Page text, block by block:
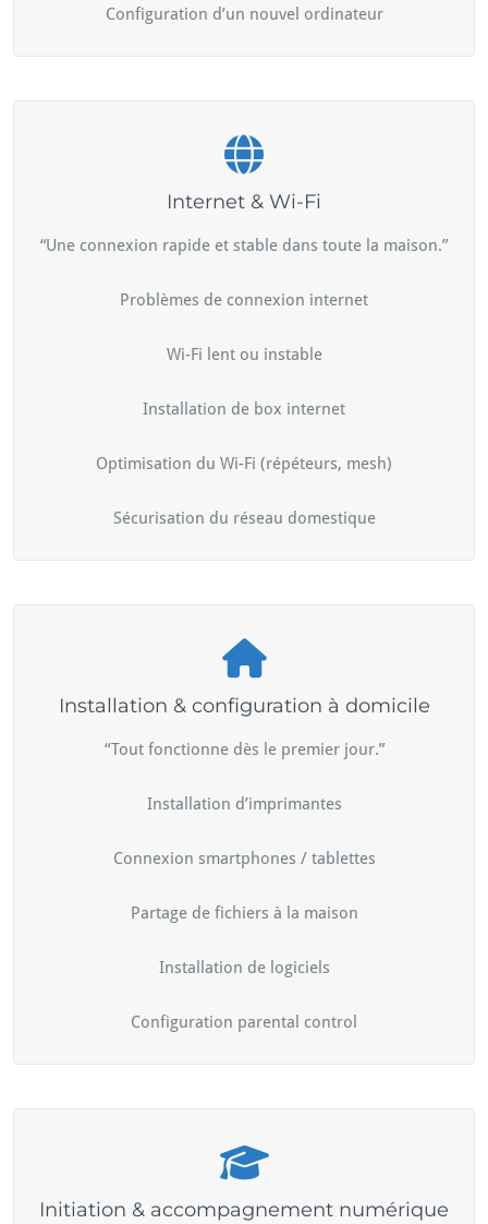
Configuration d’un nouvel ordinateur
Internet & Wi-Fi
“Une connexion rapide et stable dans toute la maison.”
Problèmes de connexion internet
Wi-Fi lent ou instable
Installation de box internet
Optimisation du Wi-Fi (répéteurs, mesh)
Sécurisation du réseau domestique
Installation & configuration à domicile
“Tout fonctionne dès le premier jour.”
Installation d’imprimantes
Connexion smartphones / tablettes
Partage de fichiers à la maison
Installation de logiciels
Configuration parental control
Initiation & accompagnement numérique